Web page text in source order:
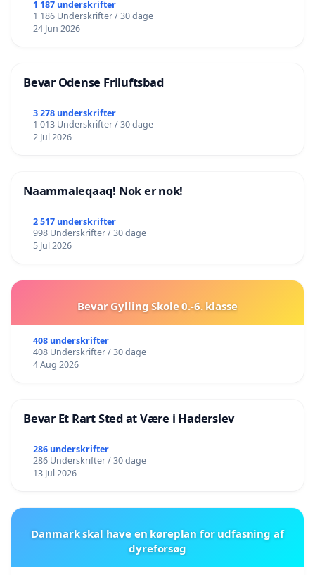
lokalområde i balance
1 187 underskrifter
1 186 Underskrifter / 30 dage
24 Jun 2026
Bevar Odense Friluftsbad
3 278 underskrifter
1 013 Underskrifter / 30 dage
2 Jul 2026
Naammaleqaaq! Nok er nok!
2 517 underskrifter
998 Underskrifter / 30 dage
5 Jul 2026
Bevar Gylling Skole 0.-6. klasse
408 underskrifter
408 Underskrifter / 30 dage
4 Aug 2026
Bevar Et Rart Sted at Være i Haderslev
286 underskrifter
286 Underskrifter / 30 dage
13 Jul 2026
Danmark skal have en køreplan for udfasning af
dyreforsøg